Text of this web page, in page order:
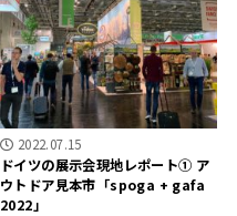
2022.07.15
ドイツの展示会現地レポート① ア
ウトドア見本市「spoga + gafa
2022」